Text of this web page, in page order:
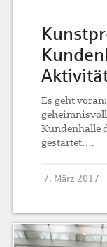
Es geht
Kundenhalle
gestartet….
7. März 2017